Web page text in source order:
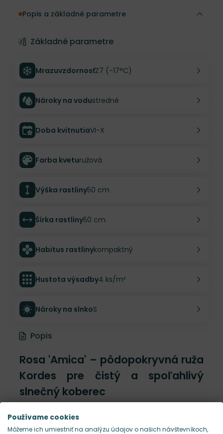
Popis a základné parametre
Základné parametre
MrazuvzdornosťZ7 (-17°C)
Nároky na vodustredné
Doba kvitnutiaVI-X
Farba kveturužová
Výška rastliny50 cm
Šírka rastliny50 cm
Habitus rastlinykompaktný
Hustota výsadby4 ks/m²
Nároky na slnkoS
Popis
Rosa 'Amica' – pôdopokryvná ruža
Kordes pre čistý a spoľahlivý
slnečný koberec
Ak si skôr praktický typ a potrebuješ ružu, ktorá
Používame cookies
Môžeme ich umiestniť na analýzu údajov o našich návštevníkoch,